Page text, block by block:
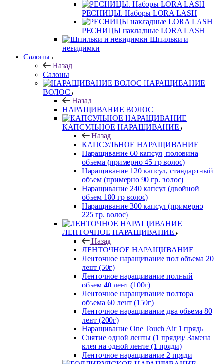
РЕСНИЦЫ. Наборы LORA LASH
РЕСНИЦЫ накладные LORA LASH
Шпильки и
невидимки
Салоны
Назад
Салоны
НАРАЩИВАНИЕ
ВОЛОС
Назад
НАРАЩИВАНИЕ ВОЛОС
КАПСУЛЬНОЕ НАРАЩИВАНИЕ
Назад
КАПСУЛЬНОЕ НАРАЩИВАНИЕ
Наращивание 60 капсул, половина
объема (примерно 45 гр волос)
Наращивание 120 капсул, стандартный
объем (примерно 90 гр. волос)
Наращивание 240 капсул (двойной
объем 180 гр волос)
Наращивание 300 капсул (примерно
225 гр. волос)
ЛЕНТОЧНОЕ НАРАЩИВАНИЕ
Назад
ЛЕНТОЧНОЕ НАРАЩИВАНИЕ
Ленточное наращивание пол объема 20
лент (50г)
Ленточное наращивание полный
объем 40 лент (100г)
Ленточное наращивание полтора
объема 60 лент (150г)
Ленточное наращивание два обьема 80
лент (200г)
Наращивание One Touch Air 1 прядь
Снятие одной ленты (1 пряди)/ Замена
клея на одной ленте (1 пряди)
Ленточное наращивание 2 пряди